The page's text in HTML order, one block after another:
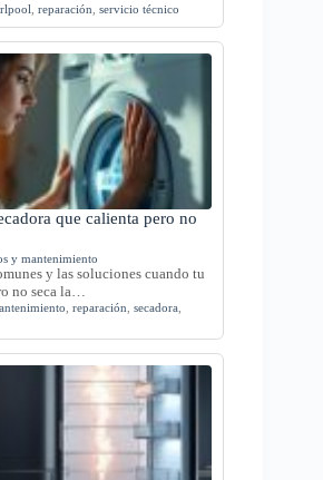
reparación servicio técnico
que calienta pero no
y mantenimiento
y las soluciones cuando tu
no seca la…
reparación secadora